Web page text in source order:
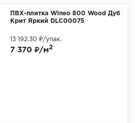
ПВХ-плитка Wineo 800 Wood Дуб
Крит Яркий DLC00075
7 370 ₽/м2
13 192.30 ₽/упак.